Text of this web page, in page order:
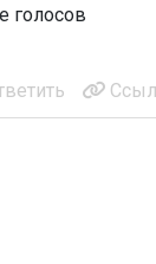
голосов